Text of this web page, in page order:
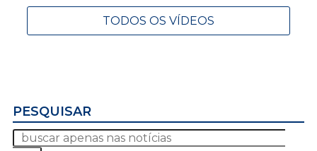
TODOS OS VÍDEOS
PESQUISAR